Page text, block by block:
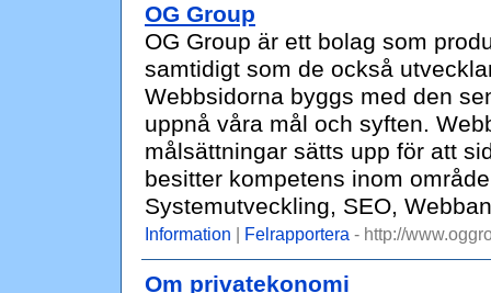
OG Group
OG Group är ett bolag som
samtidigt som de också
Webbsidorna byggs med den
uppnå våra mål och syften.
målsättningar sätts upp för att
besitter kompetens inom
Systemutveckling, SEO,
Information | Felrapportera - http://
Om privatekonomi